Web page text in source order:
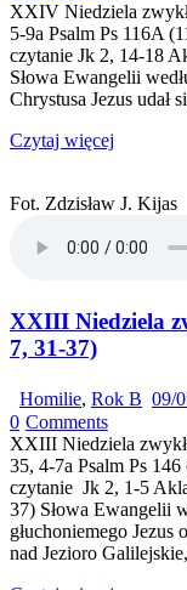
XXIV Niedziela
5-9a Psalm Ps 116A
czytanie Jk 2, 14-18
Słowa Ewangelii
Chrystusa Jezus
Czytaj więcej
Fot. Zdzisław J. Kijas
XXIII Niedziela
7, 31-37)
Homilie, Rok B 09/
0 Comments
XXIII Niedziela
35, 4-7a Psalm Ps
czytanie Jk 2, 1-5
37) Słowa Ewangelii
głuchoniemego Jezus
nad Jezioro